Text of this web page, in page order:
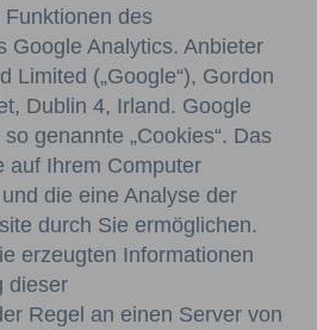
des
Google Analytics. Anbieter
Limited („Google“), Gordon
Dublin 4, Irland. Google
genannte „Cookies“. Das
auf Ihrem Computer
die eine Analyse der
durch Sie ermöglichen.
erzeugten Informationen
dieser
Regel an einen Server von